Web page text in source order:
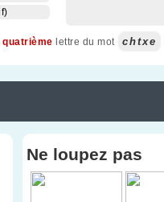
quatrième lettre du mot chtxe
Ne loupez pas